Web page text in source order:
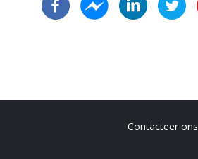
Contacteer ons